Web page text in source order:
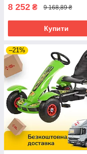
8 252 ₴ 9 168,89 ₴
Купити
–21%